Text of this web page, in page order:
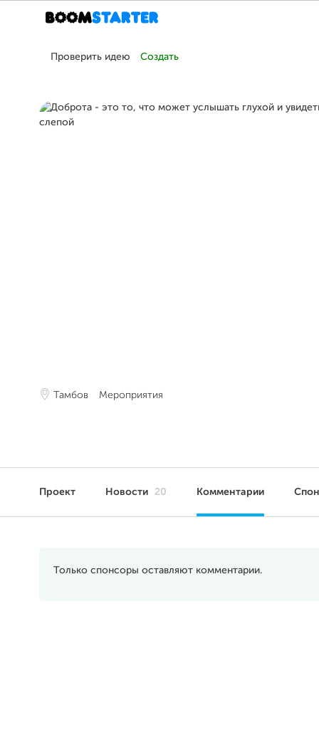
Проверить идею Создать
Тамбов Мероприятия
Проект Новости 20 Комментарии
Только спонсоры оставляют комментарии.